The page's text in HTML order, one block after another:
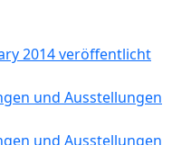
2014 veröffentlicht
und Ausstellungen
und Ausstellungen